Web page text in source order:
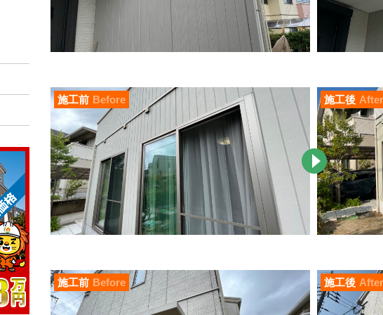
施工前 Before 施工後 After
施工前 Before 施工後 After